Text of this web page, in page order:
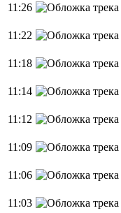
11:26
11:22
11:18
11:14
11:12
11:09
11:06
11:03